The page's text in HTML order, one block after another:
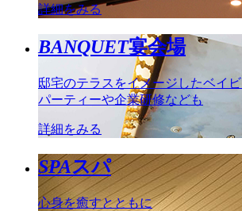
詳細をみる
BANQUET宴会場
邸宅のテラスをイメージしたベイ
パーティーや企業研修なども
詳細をみる
SPAスパ
心身を癒すとともに